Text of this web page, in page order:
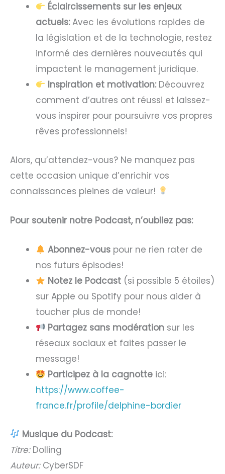
Éclaircissements sur les enjeux
actuels:Avec les évolutions rapides de
la législation et de la technologie, restez
informé des dernières nouveautés qui
impactent le management juridique.
Inspiration et motivation:Découvrez
comment d’autres ont réussi et laissez-
vous inspirer pour poursuivre vos propres
rêves professionnels!
Alors, qu’attendez-vous? Ne manquez pas
cette occasion unique d’enrichir vos
connaissances pleines de valeur!
Pour soutenir notre Podcast, n’oubliez pas:
Abonnez-vous pour ne rien rater de
nos futurs épisodes!
Notez le Podcast (si possible 5 étoiles)
sur Apple ou Spotify pour nous aider à
toucher plus de monde!
Partagez sans modération sur les
réseaux sociaux et faites passer le
message!
Participez à la cagnotte ici:
https://www.coffee-
france.fr/profile/delphine-bordier
Musique du Podcast:
Titre:Dolling
Auteur:CyberSDF